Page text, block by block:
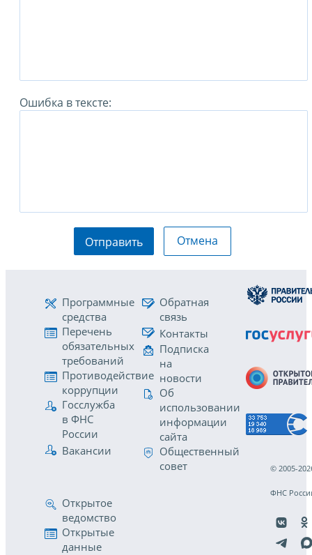
Ошибка в тексте:
Отправить Отмена
Программные
средства
Перечень
обязательных
требований
Противодействие
коррупции
Госслужба
в ФНС
России
Вакансии
Обратная
связь
Контакты
Подписка
на
новости
Об
использовании
информации
сайта
Общественный
совет
Открытое
ведомство
Открытые
данные
© 2005-
ФНС